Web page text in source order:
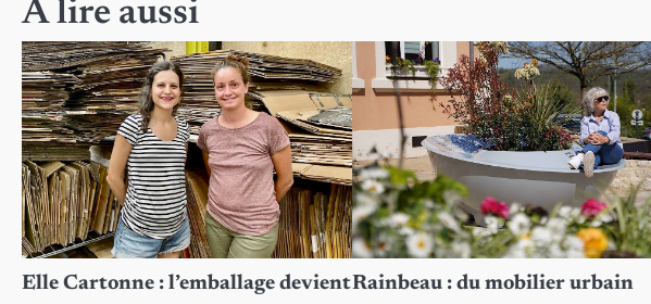
l’article
A lire aussi
Elle Cartonne : l’emballage devientRainbeau : du mobilier urbain